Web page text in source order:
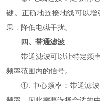
键。正确地连接地线可以
果，降低电磁干扰。
四、带通滤波
带通滤波可以让特定频
频率范围内的信号。
①. 中心频率：带通滤